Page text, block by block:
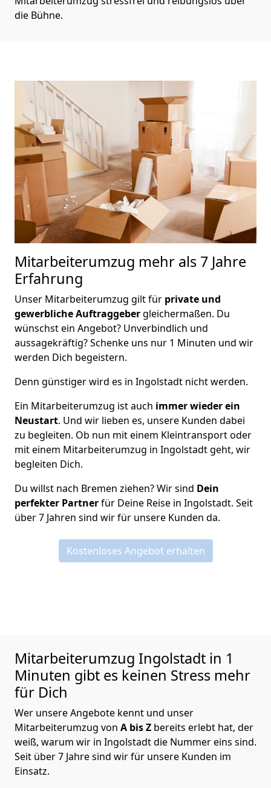
die Bühne.
Mitarbeiterumzug mehr als 7 Jahre
Erfahrung
Unser Mitarbeiterumzug gilt für private und
gewerbliche Auftraggebergleichermaßen. Du
wünschst ein Angebot? Unverbindlich und
aussagekräftig? Schenke uns nur 1 Minuten und wir
werden Dich begeistern.
Denn günstiger wird es in Ingolstadt nicht werden.
Ein Mitarbeiterumzug ist auch immer wieder ein
Neustart. Und wir lieben es, unsere Kunden dabei
zu begleiten. Ob nun mit einem Kleintransport oder
mit einem Mitarbeiterumzug in Ingolstadt geht, wir
begleiten Dich.
Du willst nach Bremen ziehen? Wir sind Dein
perfekter Partnerfür Deine Reise in Ingolstadt. Seit
über 7 Jahren sind wir für unsere Kunden da.
Kostenloses Angebot erhalten
Mitarbeiterumzug Ingolstadt in 1
Minuten gibt es keinen Stress mehr
für Dich
Wer unsere Angebote kennt und unser
Mitarbeiterumzug von A bis Z bereits erlebt hat, der
weiß, warum wir in Ingolstadt die Nummer eins sind.
Seit über 7 Jahre sind wir für unsere Kunden im
Einsatz.